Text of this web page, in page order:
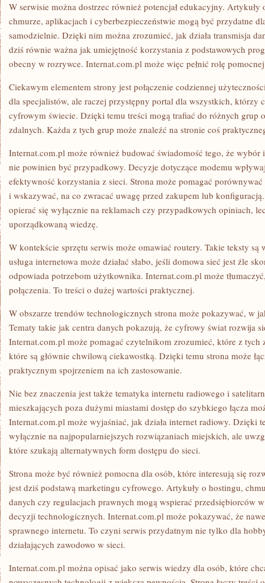
W serwisie można dostrzec również potencjał edukacyjny. Artykuły
chmurze, aplikacjach i cyberbezpieczeństwie mogą być przydatne
samodzielnie. Dzięki nim można zrozumieć, jak działa transmisja
dziś równie ważna jak umiejętność korzystania z podstawowych
obecny w rozrywce. Internat.com.pl może więc pełnić rolę
Ciekawym elementem strony jest połączenie codziennej
dla specjalistów, ale raczej przystępny portal dla wszystkich, którzy
cyfrowym świecie. Dzięki temu treści mogą trafiać do różnych grup
zdalnych. Każda z tych grup może znaleźć na stronie coś
Internat.com.pl może również budować świadomość tego, że wybór
nie powinien być przypadkowy. Decyzje dotyczące modemu
efektywność korzystania z sieci. Strona może pomagać
i wskazywać, na co zwracać uwagę przed zakupem lub
opierać się wyłącznie na reklamach czy przypadkowych opiniach,
uporządkowaną wiedzę.
W kontekście sprzętu serwis może omawiać routery. Takie teksty są
usługa internetowa może działać słabo, jeśli domowa sieć jest źle
odpowiada potrzebom użytkownika. Internat.com.pl może
połączenia. To treści o dużej wartości praktycznej.
W obszarze trendów technologicznych strona może pokazywać, w
Tematy takie jak centra danych pokazują, że cyfrowy świat rozwija
Internat.com.pl może pomagać czytelnikom zrozumieć, które z tych
które są głównie chwilową ciekawostką. Dzięki temu strona może
praktycznym spojrzeniem na ich zastosowanie.
Nie bez znaczenia jest także tematyka internetu radiowego i
mieszkających poza dużymi miastami dostęp do szybkiego łącza
Internat.com.pl może wyjaśniać, jak działa internet radiowy. Dzięki
wyłącznie na najpopularniejszych rozwiązaniach miejskich, ale
które szukają alternatywnych form dostępu do sieci.
Strona może być również pomocna dla osób, które interesują się
jest dziś podstawą marketingu cyfrowego. Artykuły o hostingu,
danych czy regulacjach prawnych mogą wspierać przedsiębiorców
decyzji technologicznych. Internat.com.pl może pokazywać, że
sprawnego internetu. To czyni serwis przydatnym nie tylko dla
działających zawodowo w sieci.
Internat.com.pl można opisać jako serwis wiedzy dla osób, które